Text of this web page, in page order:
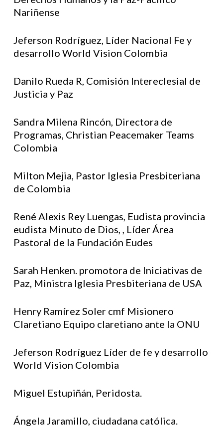
Nariñense
Jeferson Rodríguez, Líder Nacional Fe y
desarrollo World Vision Colombia
Danilo Rueda R, Comisión Intereclesial de
Justicia y Paz
Sandra Milena Rincón, Directora de
Programas, Christian Peacemaker Teams
Colombia
Milton Mejia, Pastor Iglesia Presbiteriana
de Colombia
René Alexis Rey Luengas, Eudista provincia
eudista Minuto de Dios, , Líder Área
Pastoral de la Fundación Eudes
Sarah Henken. promotora de Iniciativas de
Paz, Ministra Iglesia Presbiteriana de USA
Henry Ramírez Soler cmf Misionero
Claretiano Equipo claretiano ante la ONU
Jeferson Rodríguez Líder de fe y desarrollo
World Vision Colombia
Miguel Estupiñán, Peridosta.
Ángela Jaramillo, ciudadana católica.